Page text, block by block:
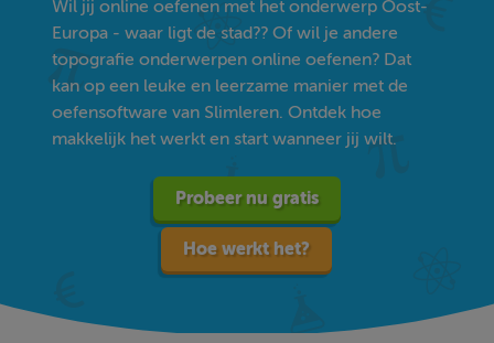
Wil jij online oefenen met het onderwerp Oost-
Europa - waar ligt de stad?? Of wil je andere
topografie onderwerpen online oefenen? Dat
kan op een leuke en leerzame manier met de
oefensoftware van Slimleren. Ontdek hoe
makkelijk het werkt en start wanneer jij wilt.
Probeer nu gratis
Hoe werkt het?